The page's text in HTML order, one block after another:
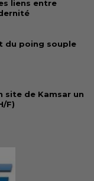
liens entre
du poing souple
site de Kamsar un
F)